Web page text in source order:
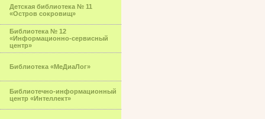
Детская библиотека № 11
«Остров сокровищ»
Библиотека № 12
«Информационно-сервисный
центр»
Библиотека «МеДиаЛог»
Библиотечно-информационный
центр «Интеллект»